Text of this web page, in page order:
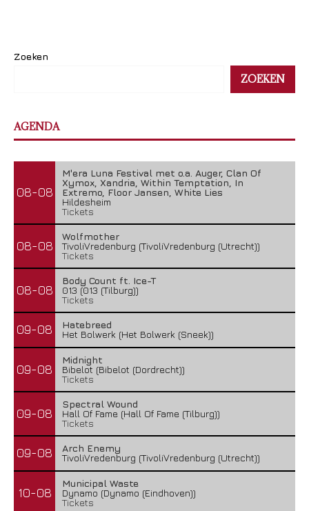
Zoeken
ZOEKEN
AGENDA
08-08
M'era Luna Festival met o.a. Auger, Clan Of
Xymox, Xandria, Within Temptation, In
Extremo, Floor Jansen, White Lies
Hildesheim
Tickets
08-08
Wolfmother
TivoliVredenburg (TivoliVredenburg (Utrecht))
Tickets
08-08
Body Count ft. Ice-T
013 (013 (Tilburg))
Tickets
09-08
Hatebreed
Het Bolwerk (Het Bolwerk (Sneek))
09-08
Midnight
Bibelot (Bibelot (Dordrecht))
Tickets
09-08
Spectral Wound
Hall Of Fame (Hall Of Fame (Tilburg))
Tickets
09-08
Arch Enemy
TivoliVredenburg (TivoliVredenburg (Utrecht))
10-08
Municipal Waste
Dynamo (Dynamo (Eindhoven))
Tickets